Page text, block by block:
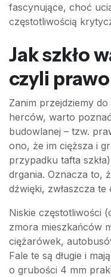
fascynujące, choć
częstotliwością
Jak szkło
czyli
Zanim przejdziemy
herców, warto
budowlanej – tzw.
ono, że im cięższa i
przypadku tafta
drgania. Oznacza to,
dźwięki, zwłaszcza
Niskie częstotliwości
zmora mieszkańców
ciężarówek,
Fale te są długie i
o grubości 4 mm